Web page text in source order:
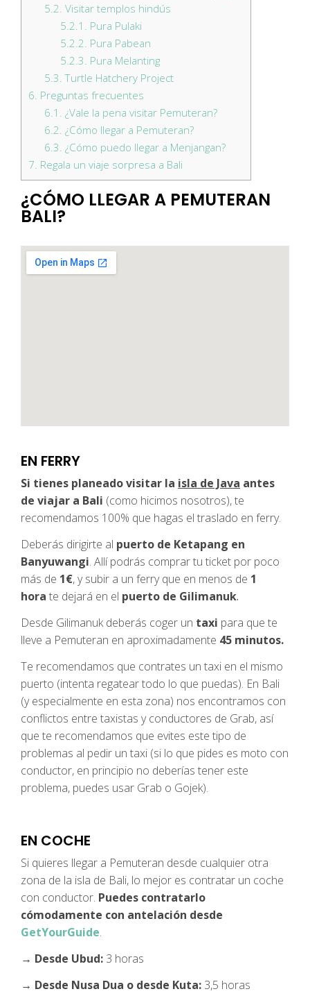
5.2. Visitar templos hindús
5.2.1.
Pura Pulaki
5.2.2. Pura Pabean
5.2.3. Pura Melanting
5.3. Turtle Hatchery Project
6. Preguntas frecuentes
6.1. ¿Vale la pena visitar Pemuteran?
6.2. ¿Cómo llegar a Pemuteran?
6.3. ¿Cómo puedo llegar a Menjangan?
7. Regala un viaje sorpresa a Bali
¿CÓMO LLEGAR A PEMUTERAN
BALI?
EN FERRY
Si tienes planeado visitar la isla de Java antes
de viajar a Bali (como hicimos nosotros), te
recomendamos 100% que hagas el traslado en ferry.
Deberás dirigirte al puerto de Ketapang en
Banyuwangi. Allí podrás comprar tu ticket por poco
más de 1€, y subir a un ferry que en menos de 1
hora te dejará en el puerto de Gilimanuk.
Desde Gilimanuk deberás coger un taxi para que te
lleve a Pemuteran en aproximadamente 45 minutos.
Te recomendamos que contrates un taxi en el mismo
puerto (intenta regatear todo lo que puedas). En Bali
(y especialmente en esta zona) nos encontramos con
conflictos entre taxistas y conductores de Grab, así
que te recomendamos que evites este tipo de
problemas al pedir un taxi (si lo que pides es moto con
conductor, en principio no deberías tener este
problema, puedes usar Grab o Gojek).
EN COCHE
Si quieres llegar a Pemuteran desde cualquier otra
zona de la isla de Bali, lo mejor es contratar un coche
con conductor. Puedes contratarlo
cómodamente con antelación desde
GetYourGuide.
→ Desde Ubud: 3 horas
→ Desde Nusa Dua o desde Kuta: 3,5 horas